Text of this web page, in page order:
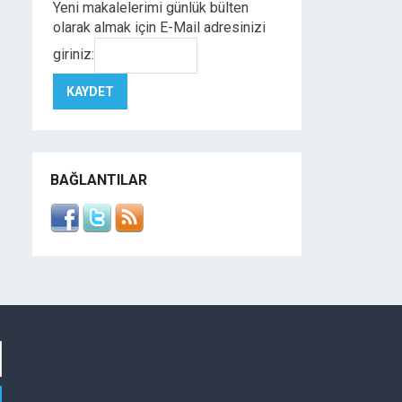
Yeni makalelerimi günlük bülten
olarak almak için E-Mail adresinizi
giriniz:
BAĞLANTILAR